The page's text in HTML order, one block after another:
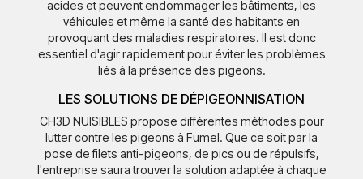
acides et peuvent endommager les bâtiments, les
véhicules et même la santé des habitants en
provoquant des maladies respiratoires. Il est donc
essentiel d'agir rapidement pour éviter les problèmes
liés à la présence des pigeons.
LES SOLUTIONS DE DÉPIGEONNISATION
CH3D NUISIBLES propose différentes méthodes pour
lutter contre les pigeons à Fumel. Que ce soit par la
pose de filets anti-pigeons, de pics ou de répulsifs,
l'entreprise saura trouver la solution adaptée à chaque